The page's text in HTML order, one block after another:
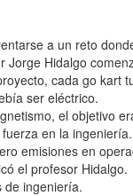
a un reto
Hidalgo
cada go kart
ser eléctrico.
el objetivo
en la ingeniería.
emisiones en
el profesor Hidalgo.
de ingeniería.